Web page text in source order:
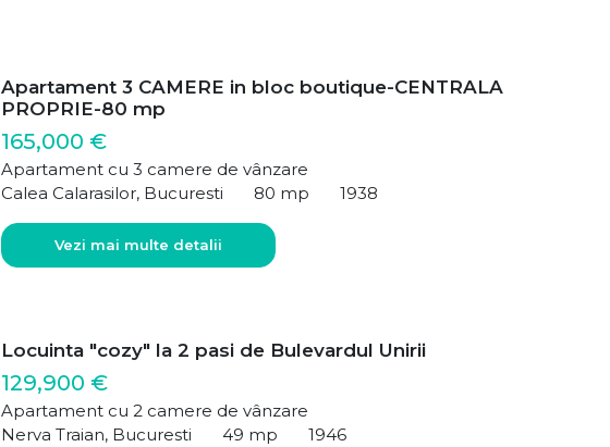
Apartament 3 CAMERE in bloc boutique-CENTRALA
PROPRIE-80 mp
165,000 €
Apartament cu 3 camere de vânzare
Calea Calarasilor, Bucuresti
80 mp 1938
Vezi mai multe detalii
Locuinta "cozy" la 2 pasi de Bulevardul Unirii
129,900 €
Apartament cu 2 camere de vânzare
Nerva Traian, Bucuresti
49 mp 1946